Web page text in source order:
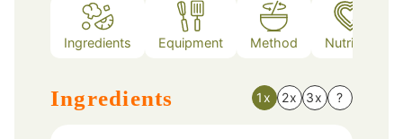
Ingredients Equipment Method Nutrition
Ingredients 1x 2x 3x ?